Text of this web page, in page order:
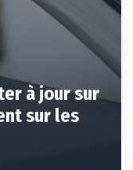
à jour sur
sur les